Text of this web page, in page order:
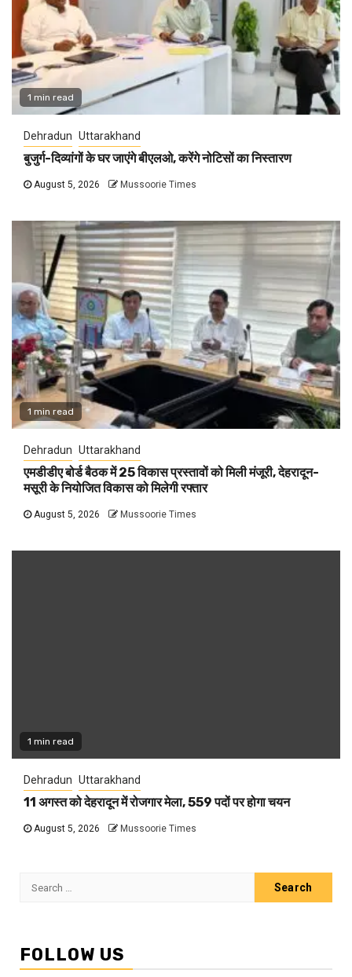
1 min read
Dehradun Uttarakhand
बुजुर्ग-दिव्यांगों के घर जाएंगे बीएलओ, करेंगे नोटिसों का निस्तारण
August 5, 2026 Mussoorie Times
1 min read
Dehradun Uttarakhand
एमडीडीए बोर्ड बैठक में 25 विकास प्रस्तावों को मिली मंजूरी, देहरादून-
मसूरी के नियोजित विकास को मिलेगी रफ्तार
August 5, 2026 Mussoorie Times
1 min read
Dehradun Uttarakhand
11 अगस्त को देहरादून में रोजगार मेला, 559 पदों पर होगा चयन
August 5, 2026 Mussoorie Times
Search
FOLLOW US